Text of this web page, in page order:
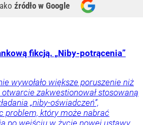
źródło w Google
fikcją. „Niby-potrącenia”
wywołało większe poruszenie niż
zakwestionował stosowaną
„niby-oświadczeń”,
problem, który może nabrać